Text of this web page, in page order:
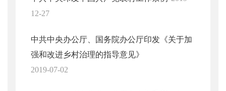
12-27
中共中央办公厅、国务院办公厅印发《关于加
强和改进乡村治理的指导意见》
2019-07-02